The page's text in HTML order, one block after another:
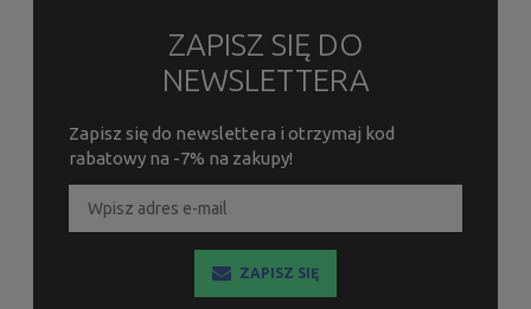
ZAPISZ SIĘ DO
NEWSLETTERA
Zapisz się do newslettera i otrzymaj kod
rabatowy na -7% na zakupy!
ZAPISZ SIĘ